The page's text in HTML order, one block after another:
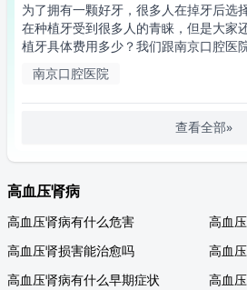
为了拥有一颗好牙，很多人在掉牙后选
在种植牙受到很多人的青睐，但是大家
植牙具体费用多少？我们跟南京口腔医
南京口腔医院
查看全部»
高血压肾病
高血压肾病有什么危害
高血
高血压肾损害能治愈吗
高血
高血压肾病有什么早期症状
高血